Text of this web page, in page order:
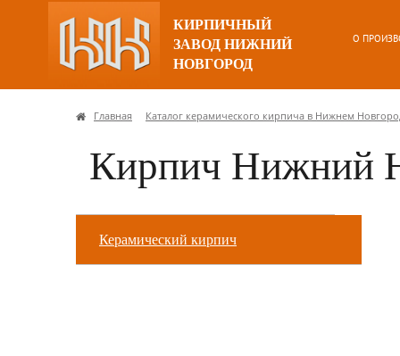
КИРПИЧНЫЙ
ЗАВОД НИЖНИЙ
НОВГОРОД
О
Главная Каталог керамического кирпича в Нижнем
Кирпич Нижний
Керамический кирпич